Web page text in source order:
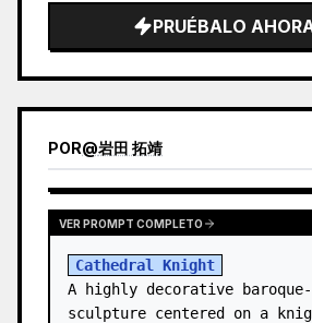
primera imagen adjunta
- Elemento principal que
PRUÉBALO
POR@岩田 拓靖
VER PROMPT COMPLETO
Cathedral Knight
A highly decorative
sculpture centered on a